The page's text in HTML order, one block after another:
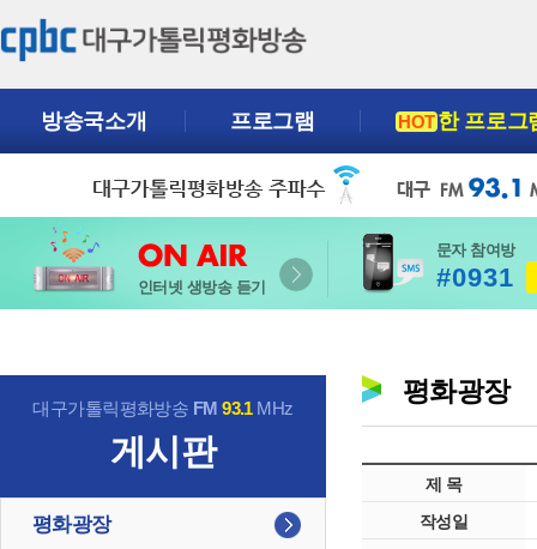
방송국소개 프로그램 HOT한 프로그
인터넷 생방송 듣기
문자 참여방
#0931
대구가톨릭평화방송 FM93.1MHz
게시판
평화광장
평화광장
제 목
작성일